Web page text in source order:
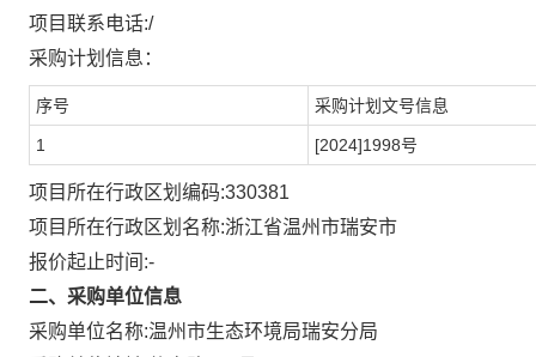
项目联系电话:/
采购计划信息：
序号 采购计划文号信息
1 [2024]1998号
项目所在行政区划编码:330381
项目所在行政区划名称:浙江省温州市瑞安市
报价起止时间:-
二、采购单位信息
采购单位名称:温州市生态环境局瑞安分局